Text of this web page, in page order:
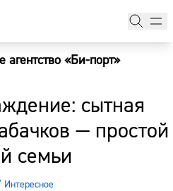
«Би-порт»
сытная
— простой
семьи
Интересное